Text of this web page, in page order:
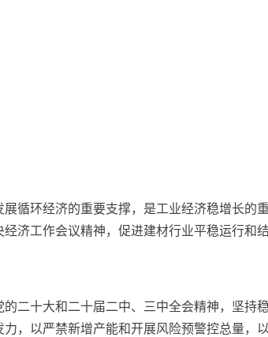
循环经济的重要支撑，是工业经济稳增长的
济工作会议精神，促进建材行业平稳运行和
二十大和二十届二中、三中全会精神，坚持
，以严禁新增产能和开展风险预警控总量，